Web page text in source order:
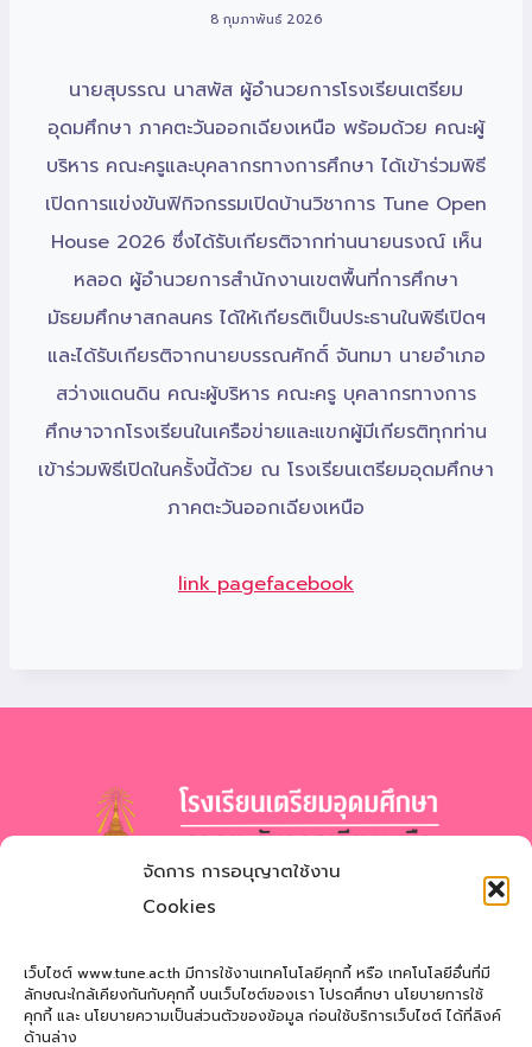
จัดการ การอนุญาตใช้งาน
Cookies
เว็บไซต์ www.tune.ac.th มีการใช้งานเทคโนโลยีคุกกี้ หรือ เทคโนโลยีอื่นที่มี
ลักษณะใกล้เคียงกันกับคุกกี้ บนเว็บไซต์ของเรา โปรดศึกษา นโยบายการใช้
คุกกี้ และ นโยบายความเป็นส่วนตัวของข้อมูล ก่อนใช้บริการเว็บไซต์ ได้ที่ลิงค์
ด้านล่าง
8 กุมภาพันธ์ 2026
นายสุบรรณ นาสพัส ผู้อำนวยการโรงเรียนเตรียม
อุดมศึกษา ภาคตะวันออกเฉียงเหนือ พร้อมด้วย คณะผู้
บริหาร คณะครูและบุคลากรทางการศึกษา ได้เข้าร่วมพิธี
เปิดการแข่งขันฟิกิจกรรมเปิดบ้านวิชาการ Tune Open
House 2026 ซึ่งได้รับเกียรติจากท่านนายนรงณ์ เห็น
หลอด ผู้อำนวยการสำนักงานเขตพื้นที่การศึกษา
มัธยมศึกษาสกลนคร ได้ให้เกียรติเป็นประธานในพิธีเปิดฯ
และได้รับเกียรติจากนายบรรณศักดิ์ จันทมา นายอำเภอ
สว่างแดนดิน คณะผู้บริหาร คณะครู บุคลากรทางการ
ศึกษาจากโรงเรียนในเครือข่ายและแขกผู้มีเกียรติทุกท่าน
เข้าร่วมพิธีเปิดในครั้งนี้ด้วย ณ โรงเรียนเตรียมอุดมศึกษา
ภาคตะวันออกเฉียงเหนือ
link pagefacebook
โรงเรียนเตรียมอุดมศึกษา
Triamudomsuksa School of the Northeast
ที่อยู่: 121 หมู่ที่ 12 ถ.นิตโย ต.สว่างแดนดิน อ.สว่างแดนดิน